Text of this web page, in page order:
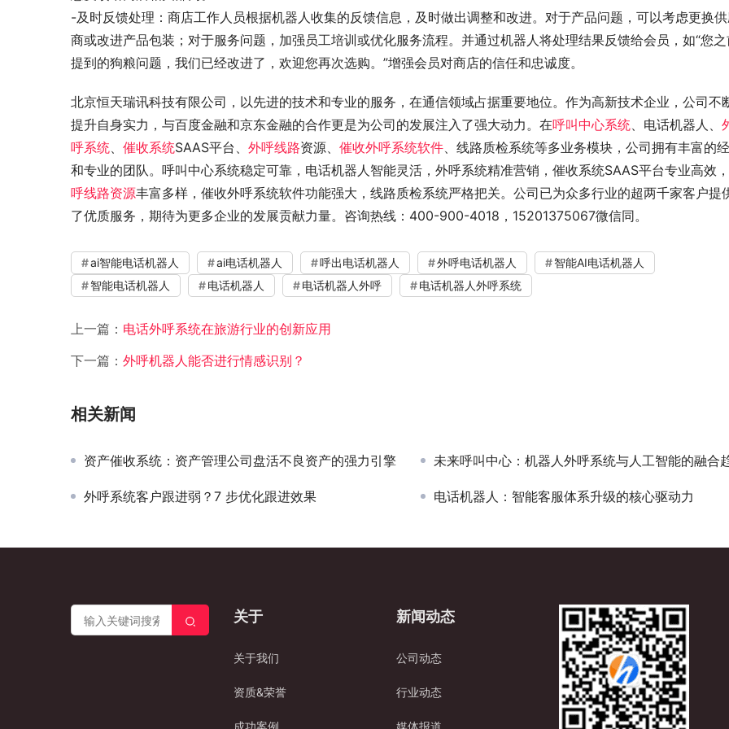
-及时反馈处理：商店工作人员根据机器人收集的反馈信息，及时做出调整和改进。对于产品问题，可以考虑更换
商或改进产品包装；对于服务问题，加强员工培训或优化服务流程。并通过机器人将处理结果反馈给会员，如“您
提到的狗粮问题，我们已经改进了，欢迎您再次选购。”增强会员对商店的信任和忠诚度。
北京恒天瑞讯科技有限公司，以先进的技术和专业的服务，在通信领域占据重要地位。作为高新技术企业，公司不
提升自身实力，与百度金融和京东金融的合作更是为公司的发展注入了强大动力。在呼叫中心系统、电话机器人、
呼系统、 催收系统SAAS平台、 外呼线路资源、 催收外呼系统软件、线路质检系统等多业务模块，公司拥有丰富的
和专业的团队。呼叫中心系统稳定可靠，电话机器人智能灵活，外呼系统精准营销，催收系统SAAS平台专业高效，
呼线路资源丰富多样，催收外呼系统软件功能强大，线路质检系统严格把关。公司已为众多行业的超两千家客户提
了优质服务，期待为更多企业的发展贡献力量。咨询热线：400-900-4018，15201375067微信同。
ai智能电话机器人 ai电话机器人 呼出电话机器人 外呼电话机器人
智能AI电话机器人
智能电话机器人
电话机器人 电话机器人外呼 电话机器人外呼系统
上一篇： 电话外呼系统在旅游行业的创新应用
下一篇： 外呼机器人能否进行情感识别？
相关新闻
资产催收系统：资产管理公司盘活不良资产的强力引擎 未来呼叫中心：机器人外呼系统与人工智能的融合
外呼系统客户跟进弱？7 步优化跟进效果 电话机器人：智能客服体系升级的核心驱动力
关于
关于我们
资质&荣誉
成功案例
新闻动态
公司动态
行业动态
媒体报道